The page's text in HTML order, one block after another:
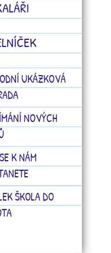
UKÁZKOVÁ
NOVÝCH
K NÁM
ŠKOLA DO